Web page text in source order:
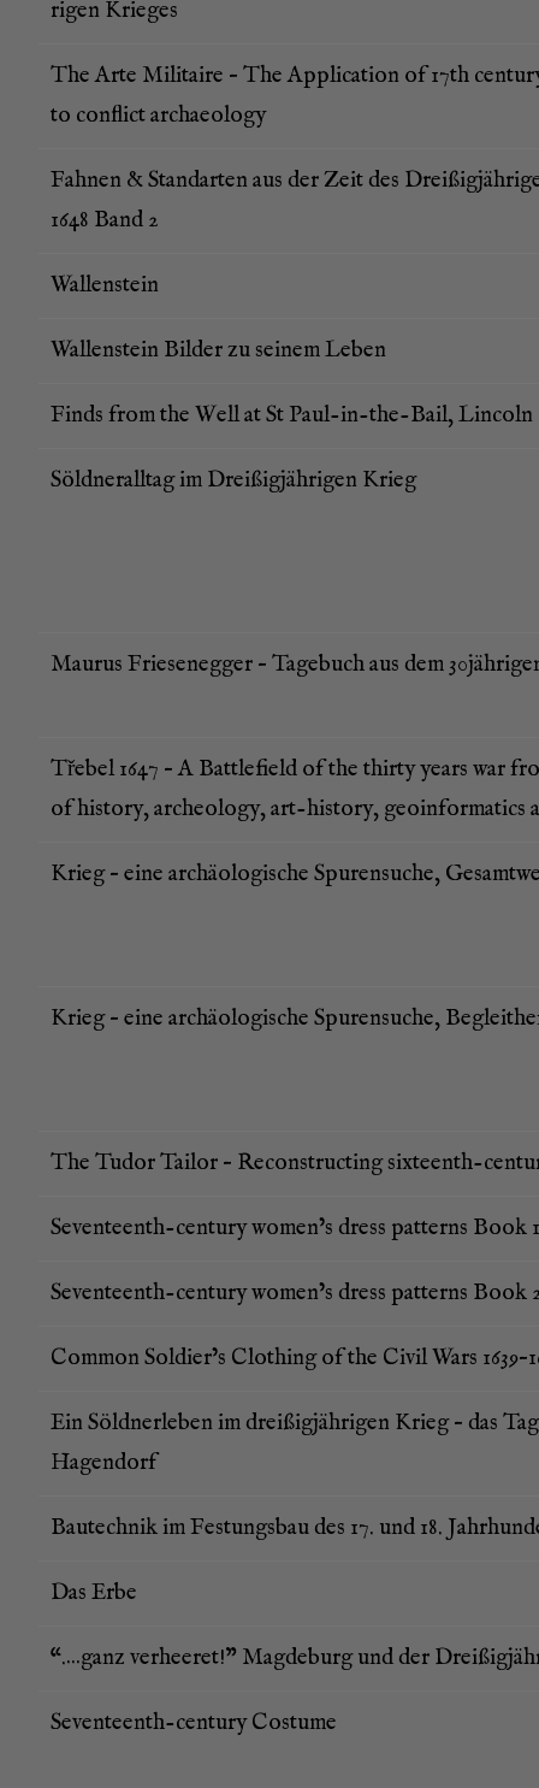
ri­gen Krieges
The Arte Mili­taire – The Appli­ca­ti­on of 17th
to con­flict archaeology
Fah­nen & Stan­dar­ten aus der Zeit des
1648 Band 2
Wal­len­stein
Wal­len­stein Bil­der zu sei­nem Leben
Finds from the Well at St Paul-in-the-Bail, Lincoln
Söld­ner­all­tag im Drei­ßig­jäh­ri­gen Krieg
Mau­rus Frie­se­n­eg­ger – Tage­buch aus dem
Tře­bel 1647 – A Batt­le­field of the thir­ty years war
of histo­ry, archeo­lo­gy, art-histo­ry, geo­in­for­ma­tics
Krieg – eine archäo­lo­gi­sche Spu­ren­su­che,
Krieg – eine archäo­lo­gi­sche Spu­ren­su­che,
The Tudor Tail­or – Recon­s­truc­ting six­te­enth-
Seven­te­enth-cen­tu­ry women’s dress pat­terns Book
Seven­te­enth-cen­tu­ry women’s dress pat­terns Book
Com­mon Soldier’s Clot­hing of the Civil Wars
Ein Söld­ner­le­ben im drei­ßig­jäh­ri­gen Krieg – das
Hagendorf
Bau­tech­nik im Fes­tungs­bau des 17. und 18.
Das Erbe
“.…ganz ver­hee­ret!” Mag­de­burg und der
Seven­te­enth-cen­tu­ry Costume